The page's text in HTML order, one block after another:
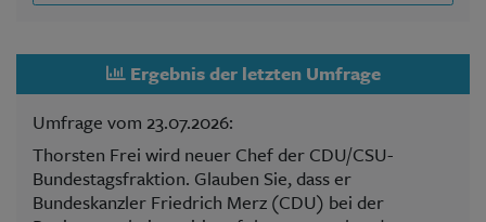
Ergebnis der letzten Umfrage
Umfrage vom 23.07.2026:
Thorsten Frei wird neuer Chef der CDU/CSU-
Bundestagsfraktion. Glauben Sie, dass er
Bundeskanzler Friedrich Merz (CDU) bei der